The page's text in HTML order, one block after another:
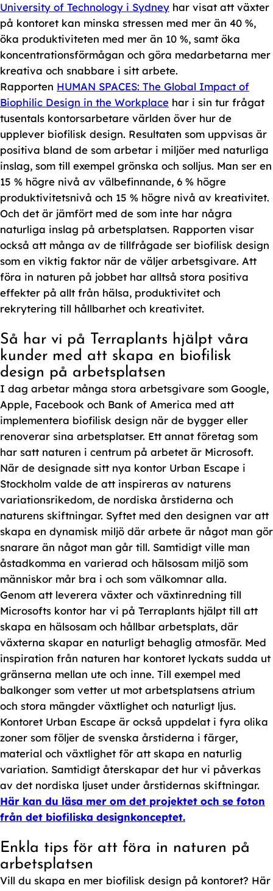
University of Technology i Sydney har visat att växter
på kontoret kan minska stressen med mer än 40 %,
öka produktiviteten med mer än 10 %, samt öka
koncentrationsförmågan och göra medarbetarna mer
kreativa och snabbare i sitt arbete.
Rapporten HUMAN SPACES: The Global Impact of
Biophilic Design in the Workplace har i sin tur frågat
tusentals kontorsarbetare världen över hur de
upplever biofilisk design. Resultaten som uppvisas är
positiva bland de som arbetar i miljöer med naturliga
inslag, som till exempel grönska och solljus. Man ser en
15 % högre nivå av välbefinnande, 6 % högre
produktivitetsnivå och 15 % högre nivå av kreativitet.
Och det är jämfört med de som inte har några
naturliga inslag på arbetsplatsen. Rapporten visar
också att många av de tillfrågade ser biofilisk design
som en viktig faktor när de väljer arbetsgivare. Att
föra in naturen på jobbet har alltså stora positiva
effekter på allt från hälsa, produktivitet och
rekrytering till hållbarhet och kreativitet.
Så har vi på Terraplants hjälpt våra
kunder med att skapa en biofilisk
design på arbetsplatsen
I dag arbetar många stora arbetsgivare som Google,
Apple, Facebook och Bank of America med att
implementera biofilisk design när de bygger eller
renoverar sina arbetsplatser. Ett annat företag som
har satt naturen i centrum på arbetet är Microsoft.
När de designade sitt nya kontor Urban Escape i
Stockholm valde de att inspireras av naturens
variationsrikedom, de nordiska årstiderna och
naturens skiftningar. Syftet med den designen var att
skapa en dynamisk miljö där arbete är något man gör
snarare än något man går till. Samtidigt ville man
åstadkomma en varierad och hälsosam miljö som
människor mår bra i och som välkomnar alla.
Genom att leverera växter och växtinredning till
Microsofts kontor har vi på Terraplants hjälpt till att
skapa en hälsosam och hållbar arbetsplats, där
växterna skapar en naturligt behaglig atmosfär. Med
inspiration från naturen har kontoret lyckats sudda ut
gränserna mellan ute och inne. Till exempel med
balkonger som vetter ut mot arbetsplatsens atrium
och stora mängder växtlighet och naturligt ljus.
Kontoret Urban Escape är också uppdelat i fyra olika
zoner som följer de svenska årstiderna i färger,
material och växtlighet för att skapa en naturlig
variation. Samtidigt återskapar det hur vi påverkas
av det nordiska ljuset under årstidernas skiftningar.
Här kan du läsa mer om det projektet och se foton
från det biofiliska designkonceptet.
Enkla tips för att föra in naturen på
arbetsplatsen
Vill du skapa en mer biofilisk design på kontoret? Här